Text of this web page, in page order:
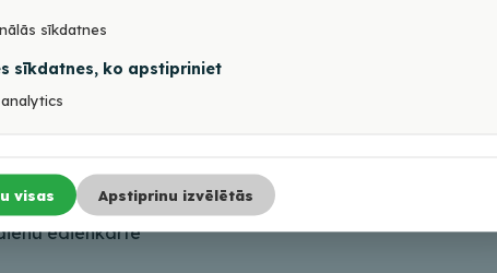
apmeklētājiem. Savu ciemošanās laiku piesaki iepriekš:
auzās – Nopietni?”. Maksa 4 EUR/pers. Bez
turisms@kotini.lv
veikaliņš
ēdienkarte
sīkdatnes
sīkdatnes, ko apstipriniet
visas Apstiprinu izvēlētās